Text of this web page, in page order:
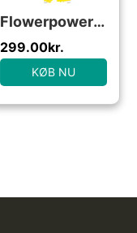
Flowerpower Kostume
299.00kr.
KØB NU